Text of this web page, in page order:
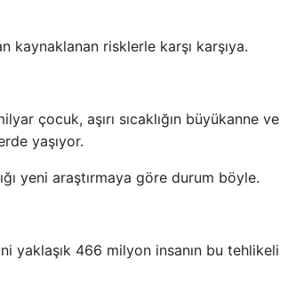
risklerle karşı karşıya.
çocuk, aşırı sıcaklığın büyükanne ve
yaşıyor.
yeni araştırmaya göre durum böyle.
yaklaşık 466 milyon insanın bu tehlikeli